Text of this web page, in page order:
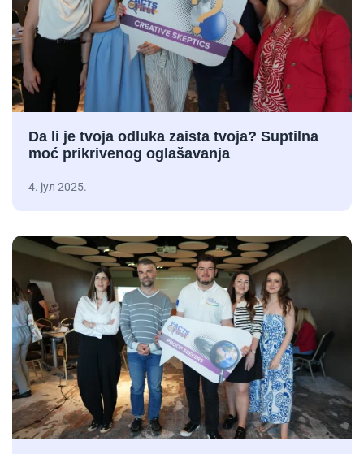
Da li je tvoja odluka zaista tvoja? Suptilna
moć prikrivenog oglašavanja
4. јул 2025.